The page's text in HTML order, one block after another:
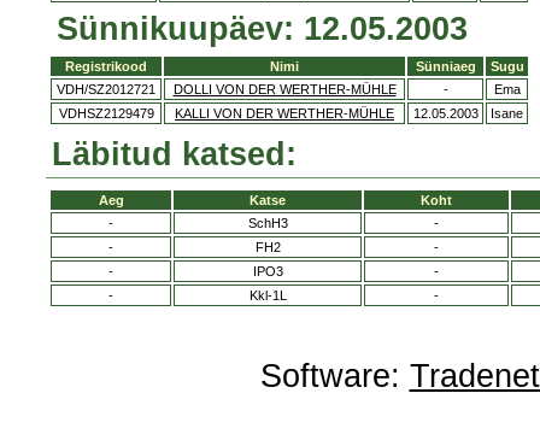
Sünnikuupäev: 12.05.2003
Registrikood Nimi Sünniaeg
Sugu
VDH/SZ2012721
DOLLI VON DER WERTHER-MÜHLE -
Ema
VDHSZ2129479
KALLI VON DER WERTHER-MÜHLE 12.05.2003 Isane
Läbitud katsed:
Aeg Katse
Koht
-
SchH3
-
-
FH2
-
-
IPO3
-
-
Kkl-1L -
Software: